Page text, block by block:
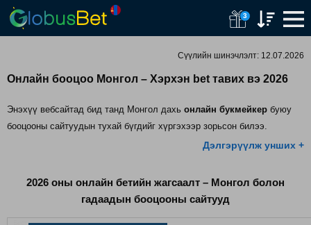
Skip
3
Сүүлийн шинэчлэлт: 12.07.2026
Онлайн бооцоо Монгол – Хэрхэн bet тавих вэ 2026
Энэхүү вебсайтад бид танд Монгол дахь онлайн букмейкер буюу
бооцооны сайтуудын тухай бүгдийг хүргэхээр зорьсон билээ.
Дэлгэрүүлж унших +
2026 оны онлайн бетийн жагсаалт – Монгол болон
гадаадын бооцооны сайтууд